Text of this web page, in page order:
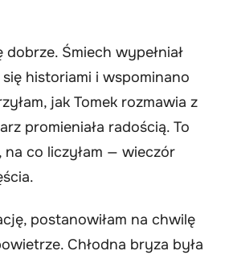
dobrze. Śmiech wypełniał
historiami i wspominano
jak Tomek rozmawia z
promieniała radością. To
na co liczyłam — wieczór
postanowiłam na chwilę
Chłodna bryza była